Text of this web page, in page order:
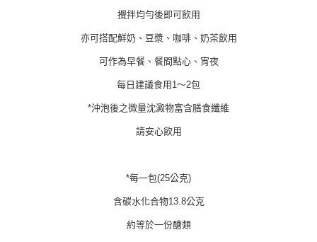
攪拌均勻後即可飲用
亦可搭配鮮奶、豆漿、咖啡、奶茶飲用
可作為早餐、餐間點心、宵夜
每日建議食用1～2包
*沖泡後之微量沈澱物富含膳食纖維
請安心飲用
*每一包(25公克)
含碳水化合物13.8公克
約等於一份醣類